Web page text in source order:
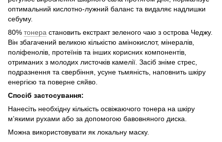
оптимальний кислотно-лужний баланс та видаляє надлишки
себуму.
80% тонера становить екстракт зеленого чаю з острова Чеджу.
Він збагачений великою кількістю амінокислот, мінералів,
поліфенолів, протеїнів та інших корисних компонентів,
отриманих з молодих листочків камелії. Засіб зніме стрес,
подразнення та свербіння, усуне тьмяність, наповнить шкіру
енергією та поверне сяйво.
Спосіб застосування:
Нанесіть необхідну кількість освіжаючого тонера на шкіру
м’якими рухами або за допомогою бавовняного диска.
Можна використовувати як локальну маску.